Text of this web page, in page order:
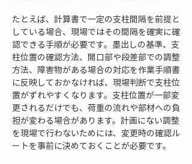
たとえば、計算書で一定の支柱間隔を前提と
している場合、現場ではその間隔を確実に確
認できる手順が必要です。墨出しの基準、支
柱位置の確認方法、開口部や段差部での調整
方法、障害物がある場合の対応を作業手順書
に反映しておかなければ、現場判断で支柱位
置がずれやすくなります。支柱位置が一部変
更されるだけでも、荷重の流れや部材への負
担が変わる場合があります。計画にない調整
を現場で行わないためには、変更時の確認ル
ートを事前に決めておくことが必要です。